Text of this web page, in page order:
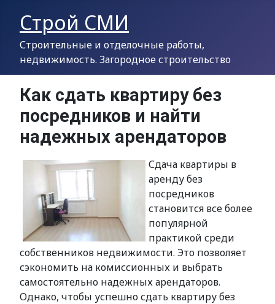
Строй СМИ
Строительные и отделочные работы,
недвижимость. Загородное строительство
Как сдать квартиру без
посредников и найти
надежных арендаторов
Сдача квартиры в
аренду без
посредников
становится все более
популярной
практикой среди
собственников недвижимости. Это позволяет
сэкономить на комиссионных и выбрать
самостоятельно надежных арендаторов.
Однако, чтобы успешно сдать квартиру без